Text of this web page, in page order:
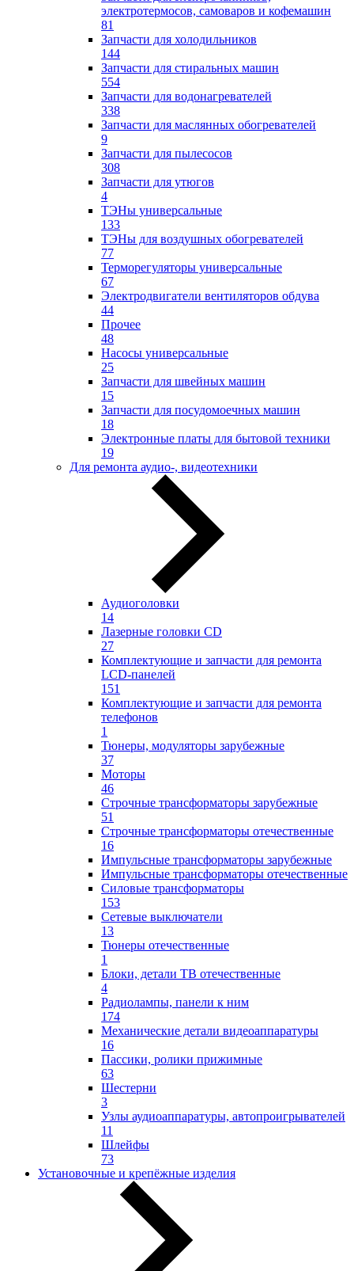
электротермосов, самоваров и кофемашин
81
Запчасти для холодильников
144
Запчасти для стиральных машин
554
Запчасти для водонагревателей
338
Запчасти для маслянных обогревателей
9
Запчасти для пылесосов
308
Запчасти для утюгов
4
ТЭНы универсальные
133
ТЭНы для воздушных обогревателей
77
Терморегуляторы универсальные
67
Электродвигатели вентиляторов обдува
44
Прочее
48
Насосы универсальные
25
Запчасти для швейных машин
15
Запчасти для посудомоечных машин
18
Электронные платы для бытовой техники
19
Для ремонта аудио-, видеотехники
Аудиоголовки
14
Лазерные головки CD
27
Комплектующие и запчасти для ремонта
LCD-панелей
151
Комплектующие и запчасти для ремонта
телефонов
1
Тюнеры, модуляторы зарубежные
37
Моторы
46
Строчные трансформаторы зарубежные
51
Строчные трансформаторы отечественные
16
Импульсные трансформаторы зарубежные
Импульсные трансформаторы отечественные
Силовые трансформаторы
153
Сетевые выключатели
13
Тюнеры отечественные
1
Блоки, детали ТВ отечественные
4
Радиолампы, панели к ним
174
Механические детали видеоаппаратуры
16
Пассики, ролики прижимные
63
Шестерни
3
Узлы аудиоаппаратуры, автопроигрывателей
11
Шлейфы
73
Установочные и крепёжные изделия